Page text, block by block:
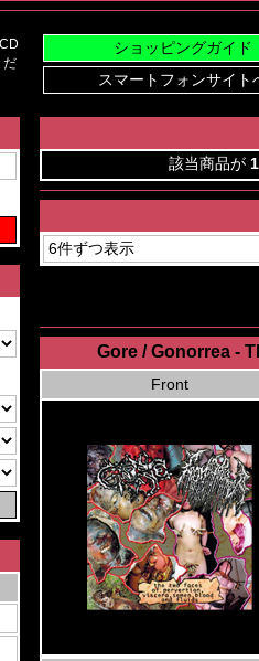
だ
該当商品が 1
Gore / Gonorrea -
Front